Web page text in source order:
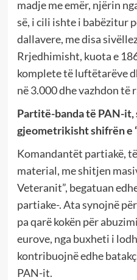
madje me emër, njërin
së, i cili ishte i babëzitur
dallavere, me disa
Rrjedhimisht, kuota e
komplete të luftëtarëve
në 3.000 dhe vazhdon të
Partitë-banda të PAN-it,
gjeometrikisht shifrën e
Komandantët partiakë,
material, me shitjen
Veteranit”, begatuan
partiake-. Ata synojnë
pa qarë kokën për
eurove, nga buxheti i
kontribuojnë edhe
PAN-it.